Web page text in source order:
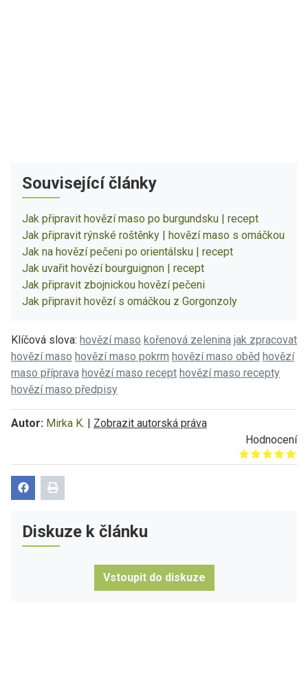
Související články
Jak připravit hovězí maso po burgundsku | recept
Jak připravit rýnské roštěnky | hovězí maso s omáčkou
Jak na hovězí pečeni po orientálsku | recept
Jak uvařit hovězí bourguignon | recept
Jak připravit zbojnickou hovězí pečeni
Jak připravit hovězí s omáčkou z Gorgonzoly
Klíčová slova: hovězí maso kořenová zelenina jak zpracovat
hovězí maso hovězí maso pokrm hovězí maso oběd hovězí
maso příprava hovězí maso recept hovězí maso recepty
hovězí maso předpisy
Autor: Mirka K. | Zobrazit autorská práva
Hodnocení
Give it 1/5
Give it 2/5
Give it 3/5
Give it 4/5
Give it 5/5
Diskuze k článku
Vstoupit do diskuze